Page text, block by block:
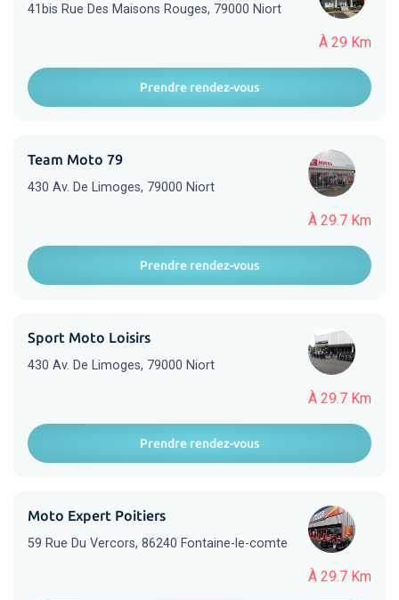
À 29 Km
41bis Rue Des Maisons Rouges, 79000 Niort
Prendre rendez-vous
À 29.7 Km
Team Moto 79
430 Av. De Limoges, 79000 Niort
Prendre rendez-vous
À 29.7 Km
Sport Moto Loisirs
430 Av. De Limoges, 79000 Niort
Prendre rendez-vous
À 29.7 Km
Moto Expert Poitiers
59 Rue Du Vercors, 86240 Fontaine-le-comte